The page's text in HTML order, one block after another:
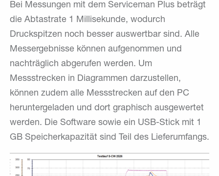
Bei Messungen mit dem Serviceman Plus beträgt
die Abtastrate 1 Millisekunde, wodurch
Druckspitzen noch besser auswertbar sind. Alle
Messergebnisse können aufgenommen und
nachträglich abgerufen werden. Um
Messstrecken in Diagrammen darzustellen,
können zudem alle Messstrecken auf den PC
heruntergeladen und dort graphisch ausgewertet
werden. Die Software sowie ein USB-Stick mit 1
GB Speicherkapazität sind Teil des Lieferumfangs.